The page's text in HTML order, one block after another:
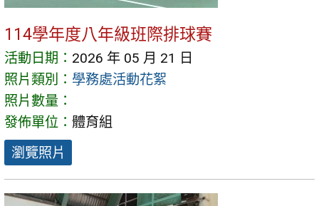
114學年度八年級班際排球賽
活動日期： 2026 年 05 月 21 日
照片類別： 學務處活動花絮
照片數量：
發佈單位： 體育組
瀏覽照片